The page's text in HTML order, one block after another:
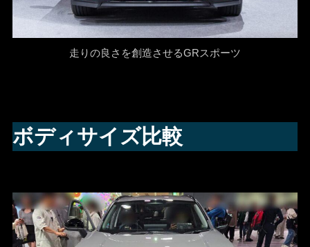
走りの良さを創造させるGRスポーツ
ボディサイズ比較